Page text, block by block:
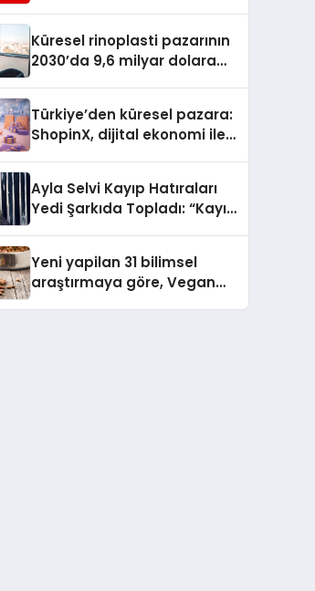
Küresel rinoplasti pazarının
2030’da 9,6 milyar dolara
Türkiye’den küresel pazara:
ShopinX, dijital ekonomi ile
Ayla Selvi Kayıp Hatıraları
Yedi Şarkıda Topladı: “Kayıp
Yeni yapilan 31 bilimsel
araştırmaya göre, Vegan